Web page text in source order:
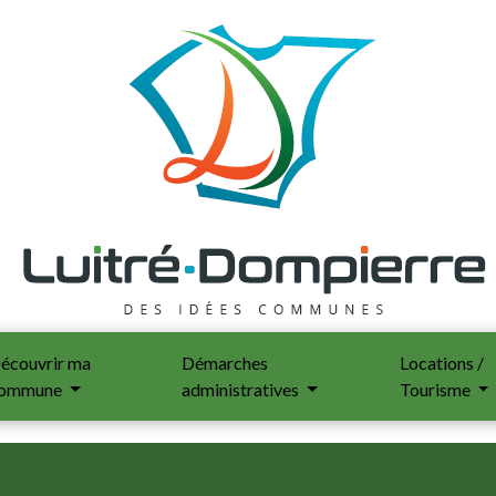
ma
Démarches
administratives
Locations /
Tourisme